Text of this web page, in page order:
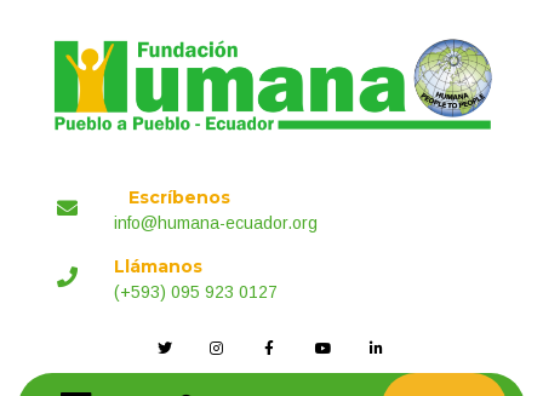
Escríbenos
info@humana-ecuador.org
Llámanos
(+593) 095 923 0127